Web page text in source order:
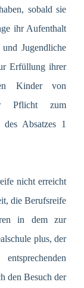
sobald sie
ihr Aufenthalt
Jugendliche
Erfüllung ihrer
Kinder von
Pflicht zum
des Absatzes 1
nicht erreicht
die Berufsreife
in dem zur
plus, der
den Besuch der